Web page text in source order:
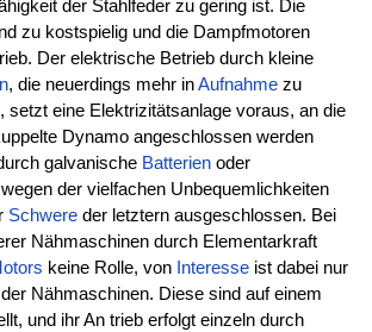
der Stahlfeder zu gering ist. Die
zu kostspielig und die Dampfmotoren
Der elektrische Betrieb durch kleine
, die neuerdings mehr inAufnahmezu
setzt eine Elektrizitätsanlage voraus, an die
Dynamo angeschlossen werden
galvanische Batterienoder
der vielfachen Unbequemlichkeiten
Schwereder letztern ausgeschlossen. Bei
Nähmaschinen durch Elementarkraft
keine Rolle, von Interesseist dabei nur
Nähmaschinen. Diese sind auf einem
und ihr An trieb erfolgt einzeln durch